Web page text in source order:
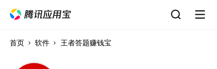
首页 软件 王者答题赚钱宝